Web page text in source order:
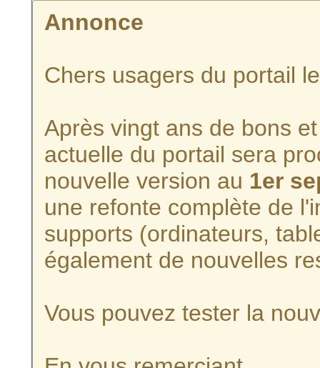
Annonce
Chers usagers du portail
Après vingt ans de bons
actuelle du portail sera
nouvelle version au 1er
une refonte complète de
supports (ordinateurs,
également de nouvelles
Vous pouvez tester la